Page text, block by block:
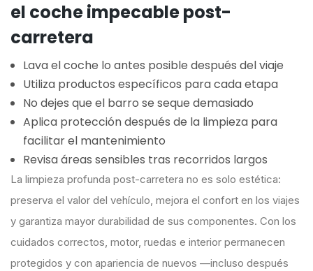
el coche impecable post-
carretera
Lava el coche lo antes posible después del viaje
Utiliza productos específicos para cada etapa
No dejes que el barro se seque demasiado
Aplica protección después de la limpieza para
facilitar el mantenimiento
Revisa áreas sensibles tras recorridos largos
La limpieza profunda post-carretera no es solo estética:
preserva el valor del vehículo, mejora el confort en los viajes
y garantiza mayor durabilidad de sus componentes. Con los
cuidados correctos, motor, ruedas e interior permanecen
protegidos y con apariencia de nuevos —incluso después